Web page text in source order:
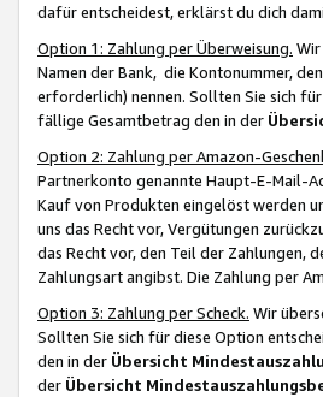
dafür entscheidest, erklärst du dich
Option 1: Zahlung per Überweisung.
Namen der Bank, die Kontonummer,
erforderlich) nennen. Sollten Sie sich
fällige Gesamtbetrag den in der
Option 2: Zahlung per Amazon-
Partnerkonto genannte Haupt-E-Mail-
Kauf von Produkten eingelöst werden
uns das Recht vor, Vergütungen
das Recht vor, den Teil der Zahlungen,
Zahlungsart angibst. Die Zahlung per
Option 3: Zahlung per Scheck. Wir
Sollten Sie sich für diese Option
den in der Übersicht
der Übersicht